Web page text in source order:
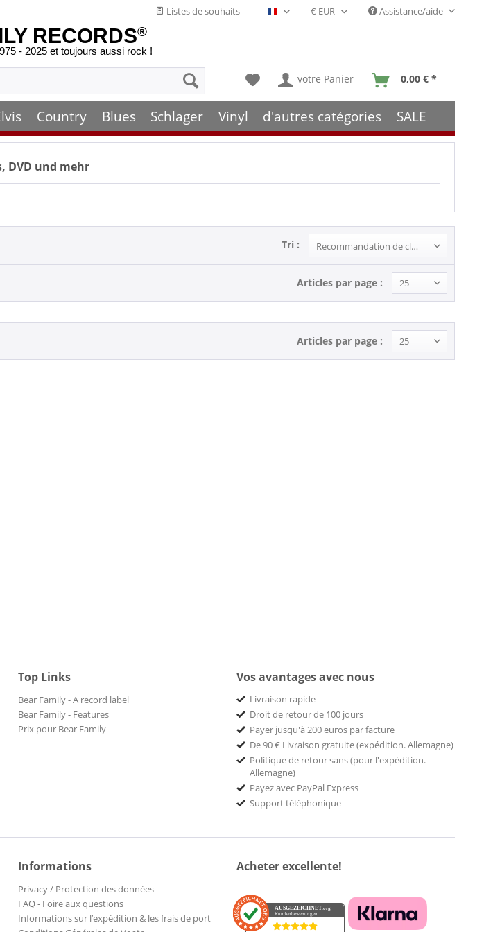
Listes de souhaits Français- FR Assistance/aide
RECORDS®
- 2025 et toujours aussi rock !
votre Panier 0,00 € *
Country Blues Schlager Vinyl d'autres catégories SALE
DVD und mehr
Tri :
Articles par page :
Articles par page :
Top Links
Bear Family - A record label
Bear Family - Features
Prix pour Bear Family
Vos avantages avec nous
Livraison rapide
Droit de retour de 100 jours
Payer jusqu'à 200 euros par facture
De 90 € Livraison gratuite (expédition. Allemagne)
Politique de retour sans (pour l'expédition.
Allemagne)
Payez avec PayPal Express
Support téléphonique
Informations
Privacy / Protection des données
FAQ - Foire aux questions
Informations sur l’expédition & les frais de port
Acheter excellente!
AUSGEZEICHNET.org
Kundenbewertungen